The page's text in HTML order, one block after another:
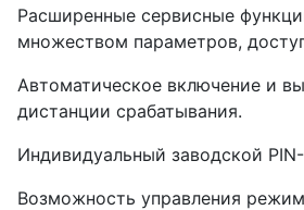
Расширенные сервисные
множеством параметров,
Автоматическое включение и
дистанции срабатывания.
Индивидуальный заводской
Возможность управления